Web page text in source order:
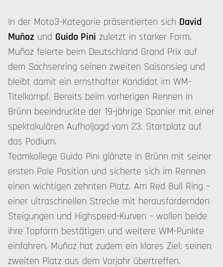
In der Moto3-Kategorie präsentierten sich David
Muñoz und Guido Pini zuletzt in starker Form.
Muñoz feierte beim Deutschland Grand Prix auf
dem Sachsenring seinen zweiten Saisonsieg und
bleibt damit ein ernsthafter Kandidat im WM-
Titelkampf. Bereits beim vorherigen Rennen in
Brünn beeindruckte der 19-jährige Spanier mit einer
spektakulären Aufholjagd vom 23. Startplatz auf
das Podium.
Teamkollege Guido Pini glänzte in Brünn mit seiner
ersten Pole Position und sicherte sich im Rennen
einen wichtigen zehnten Platz. Am Red Bull Ring –
einer ultraschnellen Strecke mit herausfordernden
Steigungen und Highspeed-Kurven – wollen beide
ihre Topform bestätigen und weitere WM-Punkte
einfahren. Muñoz hat zudem ein klares Ziel: seinen
zweiten Platz aus dem Vorjahr übertreffen.